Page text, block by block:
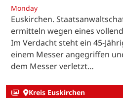
Monday
Euskirchen.
ermitteln wegen eines
Im Verdacht steht ein 45-
einem Messer angegriffen
dem Messer verletzt…
Kreis Euskirchen